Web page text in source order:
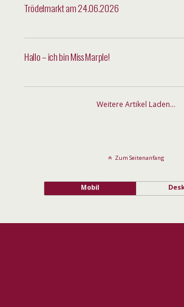
Trödelmarkt am 24.06.2026
Hallo – ich bin Miss Marple!
Weitere Artikel Laden…
Zum Seitenanfang
Mobil